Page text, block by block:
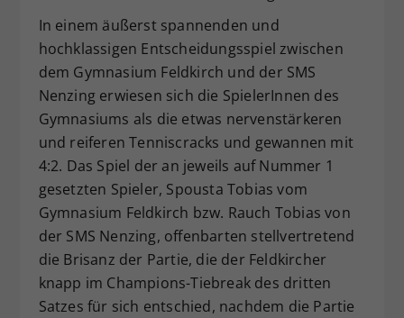
In einem äußerst spannenden und
hochklassigen Entscheidungsspiel zwischen
dem Gymnasium Feldkirch und der SMS
Nenzing erwiesen sich die SpielerInnen des
Gymnasiums als die etwas nervenstärkeren
und reiferen Tenniscracks und gewannen mit
4:2. Das Spiel der an jeweils auf Nummer 1
gesetzten Spieler, Spousta Tobias vom
Gymnasium Feldkirch bzw. Rauch Tobias von
der SMS Nenzing, offenbarten stellvertretend
die Brisanz der Partie, die der Feldkircher
knapp im Champions-Tiebreak des dritten
Satzes für sich entschied, nachdem die Partie
Zweck
Dieser Wert speichert Ihre Consent-
Einstellungen. Unter anderem eine
zufällig generierte ID, für die
historische Speicherung Ihrer
vorgenommen Einstellungen, falls der
Webseiten-Betreiber dies eingestellt
hat.